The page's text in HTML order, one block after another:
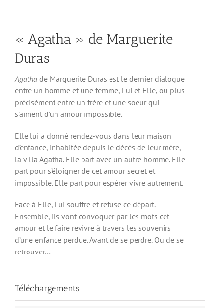
« Agatha » de Marguerite
Duras
Agatha de Marguerite Duras est le dernier dialogue
entre un homme et une femme, Lui et Elle, ou plus
précisément entre un frère et une soeur qui
s’aiment d’un amour impossible.
Elle lui a donné rendez-vous dans leur maison
d’enfance, inhabitée depuis le décès de leur mère,
la villa Agatha. Elle part avec un autre homme. Elle
part pour s’éloigner de cet amour secret et
impossible. Elle part pour espérer vivre autrement.
Face à Elle, Lui souffre et refuse ce départ.
Ensemble, ils vont convoquer par les mots cet
amour et le faire revivre à travers les souvenirs
d’une enfance perdue. Avant de se perdre. Ou de se
retrouver…
Téléchargements